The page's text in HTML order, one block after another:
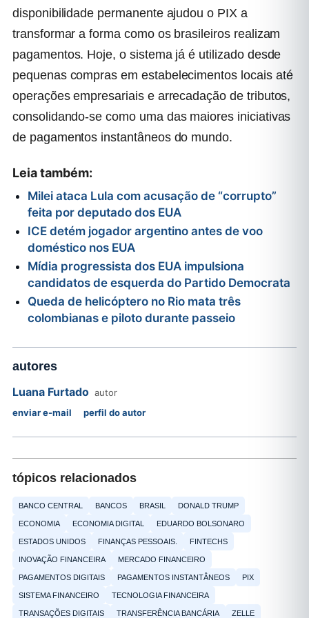
disponibilidade permanente ajudou o PIX a
transformar a forma como os brasileiros realizam
pagamentos. Hoje, o sistema já é utilizado desde
pequenas compras em estabelecimentos locais até
operações empresariais e arrecadação de tributos,
consolidando-se como uma das maiores iniciativas
de pagamentos instantâneos do mundo.
Leia também:
Milei ataca Lula com acusação de “corrupto”
feita por deputado dos EUA
ICE detém jogador argentino antes de voo
doméstico nos EUA
Mídia progressista dos EUA impulsiona
candidatos de esquerda do Partido Democrata
Queda de helicóptero no Rio mata três
colombianas e piloto durante passeio
autores
Luana Furtado autor
enviar e-mail
perfil do autor
tópicos relacionados
BANCO CENTRAL BANCOS BRASIL DONALD TRUMP
ECONOMIA ECONOMIA DIGITAL EDUARDO BOLSONARO
ESTADOS UNIDOS FINANÇAS PESSOAIS. FINTECHS
INOVAÇÃO FINANCEIRA MERCADO FINANCEIRO
PAGAMENTOS DIGITAIS PAGAMENTOS INSTANTÂNEOS PIX
SISTEMA FINANCEIRO TECNOLOGIA FINANCEIRA
TRANSAÇÕES DIGITAIS TRANSFERÊNCIA BANCÁRIA ZELLE